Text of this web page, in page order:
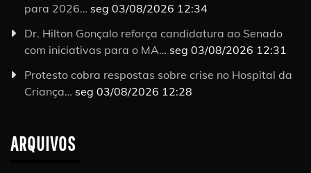
para 2026… seg 03/08/2026 12:34
Dr. Hilton Gonçalo reforça candidatura ao Senado
com iniciativas para o MA… seg 03/08/2026 12:31
Protesto cobra respostas sobre crise no Hospital da
Criança… seg 03/08/2026 12:28
ARQUIVOS